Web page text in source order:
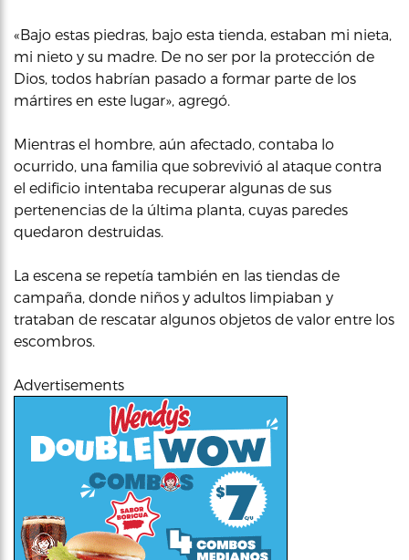
«Bajo estas piedras, bajo esta tienda, estaban mi nieta,
mi nieto y su madre. De no ser por la protección de
Dios, todos habrían pasado a formar parte de los
mártires en este lugar», agregó.
Mientras el hombre, aún afectado, contaba lo
ocurrido, una familia que sobrevivió al ataque contra
el edificio intentaba recuperar algunas de sus
pertenencias de la última planta, cuyas paredes
quedaron destruidas.
La escena se repetía también en las tiendas de
campaña, donde niños y adultos limpiaban y
trataban de rescatar algunos objetos de valor entre los
escombros.
Advertisements